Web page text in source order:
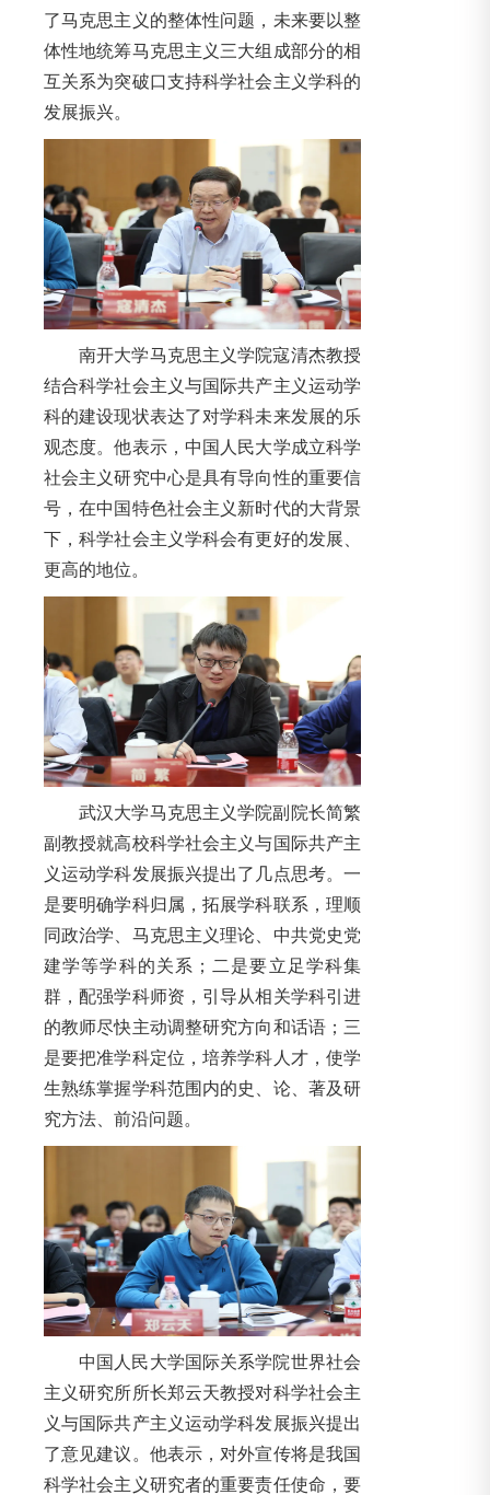
了马克思主义的整体性问题，未来要以整
体性地统筹马克思主义三大组成部分的相
互关系为突破口支持科学社会主义学科的
发展振兴。
南开大学马克思主义学院寇清杰教授
结合科学社会主义与国际共产主义运动学
科的建设现状表达了对学科未来发展的乐
观态度。他表示，中国人民大学成立科学
社会主义研究中心是具有导向性的重要信
号，在中国特色社会主义新时代的大背景
下，科学社会主义学科会有更好的发展、
更高的地位。
武汉大学马克思主义学院副院长简繁
副教授就高校科学社会主义与国际共产主
义运动学科发展振兴提出了几点思考。一
是要明确学科归属，拓展学科联系，理顺
同政治学、马克思主义理论、中共党史党
建学等学科的关系；二是要立足学科集
群，配强学科师资，引导从相关学科引进
的教师尽快主动调整研究方向和话语；三
是要把准学科定位，培养学科人才，使学
生熟练掌握学科范围内的史、论、著及研
究方法、前沿问题。
中国人民大学国际关系学院世界社会
主义研究所所长郑云天教授对科学社会主
义与国际共产主义运动学科发展振兴提出
了意见建议。他表示，对外宣传将是我国
科学社会主义研究者的重要责任使命，要